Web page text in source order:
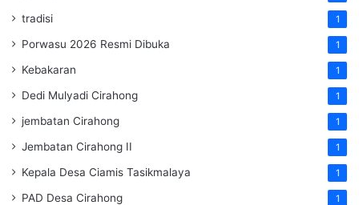
tradisi 1
Porwasu 2026 Resmi Dibuka 1
Kebakaran 1
Dedi Mulyadi Cirahong 1
jembatan Cirahong 1
Jembatan Cirahong II 1
Kepala Desa Ciamis Tasikmalaya 1
PAD Desa Cirahong 1